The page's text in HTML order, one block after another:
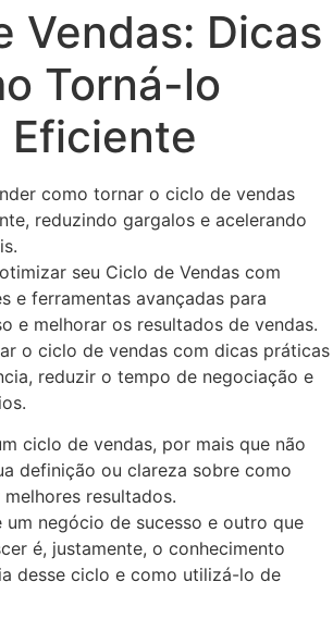
Vendas: Dicas
Torná-lo
Eficiente
como tornar o ciclo de vendas
reduzindo gargalos e acelerando
o ciclo de vendas com dicas práticas
reduzir o tempo de negociação e
ciclo de vendas, por mais que não
definição ou clareza sobre como
resultados.
um negócio de sucesso e outro que
é, justamente, o conhecimento
desse ciclo e como utilizá-lo de